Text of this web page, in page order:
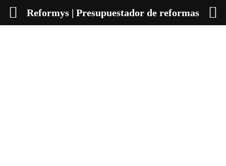
Reformys | Presupuestador de reformas